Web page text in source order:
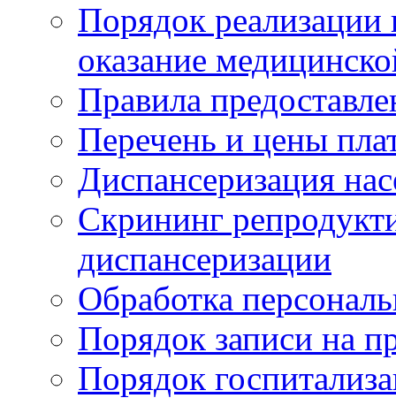
Порядок реализации
оказание
Правила
Перечень и цены
Диспансеризация
Скрининг
диспансеризации
Обработка
Порядок записи на
Порядок